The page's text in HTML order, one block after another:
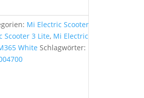
Mi Electric Scooter
Scooter 3 Lite, Mi Electric
White Schlagwörter: